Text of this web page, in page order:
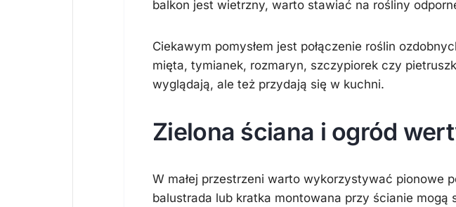
balkon jest wietrzny, warto stawiać na rośliny
Ciekawym pomysłem jest połączenie roślin
mięta, tymianek, rozmaryn, szczypiorek czy
wyglądają, ale też przydają się w kuchni.
Zielona ściana i ogród
W małej przestrzeni warto wykorzystywać pionowe
balustrada lub kratka montowana przy ścianie mogą